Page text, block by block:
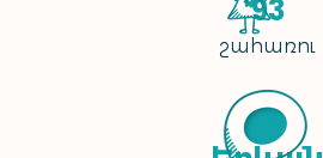
93
շահառու